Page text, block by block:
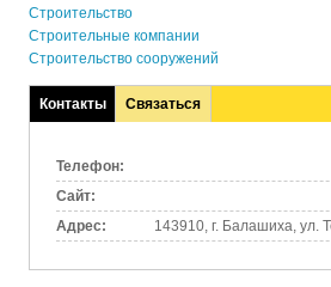
Строительство
Строительные компании
Строительство сооружений
Контакты
(активная
Связаться
Телефон:
Сайт:
Адрес:
143910, г. Балашиха, ул.